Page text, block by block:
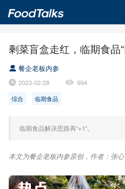
剩菜盲盒走红，临期食品“
餐企老板内参
2023-02-28 994
综合 临期食品
临期食品解决思路再“+1”。
本文为餐企老板内参原创，作者：张心